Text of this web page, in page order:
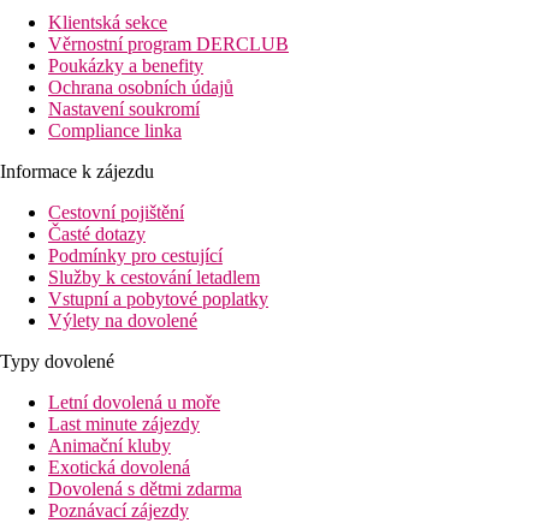
Klientská sekce
Věrnostní program DERCLUB
Poukázky a benefity
Ochrana osobních údajů
Nastavení soukromí
Compliance linka
Informace k zájezdu
Cestovní pojištění
Časté dotazy
Podmínky pro cestující
Služby k cestování letadlem
Vstupní a pobytové poplatky
Výlety na dovolené
Typy dovolené
Letní dovolená u moře
Last minute zájezdy
Animační kluby
Exotická dovolená
Dovolená s dětmi zdarma
Poznávací zájezdy